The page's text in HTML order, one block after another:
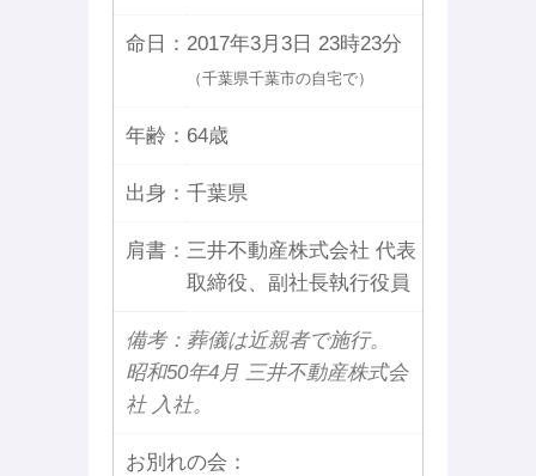
命日： 2017年3月3日 23時23分
（千葉県千葉市の自宅で）
年齢： 64歳
出身： 千葉県
肩書： 三井不動産株式会社 代表
取締役、副社長執行役員
備考：葬儀は近親者で施行。
昭和50年4月 三井不動産株式会
社 入社。
お別れの会：